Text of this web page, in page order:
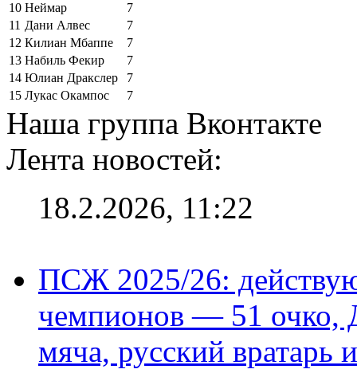
10 Неймар
7
11 Дани Алвес
7
12 Килиан Мбаппе
7
13 Набиль Фекир
7
14 Юлиан Дракслер
7
15 Лукас Окампос 7
Наша группа Вконтакте
Лента новостей:
18.2.2026, 11:22
ПСЖ 2025/26:
чемпионов — 51 очко,
мяча, русский вратарь